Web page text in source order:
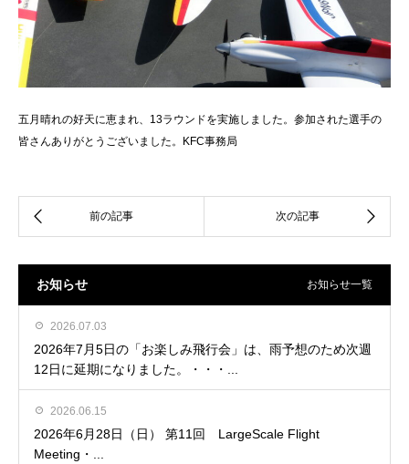
五月晴れの好天に恵まれ、13ラウンドを実施しました。参加された選手の
皆さんありがとうございました。KFC事務局
お知らせ お知らせ一覧
2026.07.03
2026年7月5日の「お楽しみ飛行会」は、雨予想のため次週
12日に延期になりました。・・・...
2026.06.15
2026年6月28日（日） 第11回 LargeScale Flight
Meeting・...